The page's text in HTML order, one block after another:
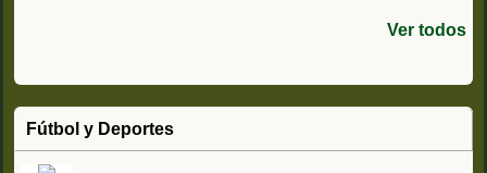
Ver todos
Fútbol y Deportes